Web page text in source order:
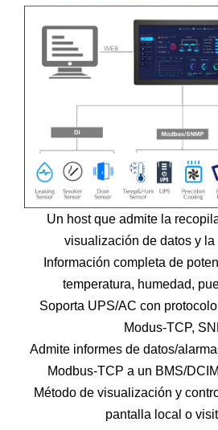
Un host que admite la
visualización de datos y
Información completa de
temperatura, humedad,
Soporta UPS/AC con
Modus-TCP,
Admite informes de datos/
Modbus-TCP a un BMS/
Método de visualización y
pantalla local o